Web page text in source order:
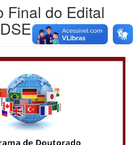
Final do Edital
17/2025